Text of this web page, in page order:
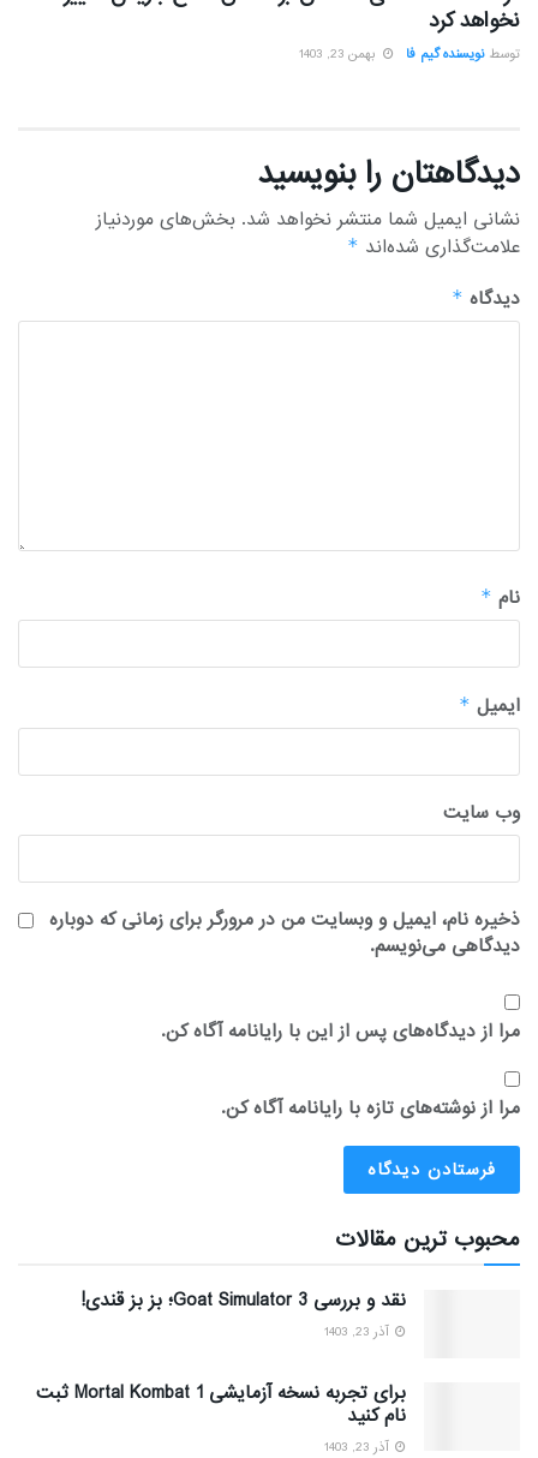
نخواهد کرد
توسط نویسنده گیم فا بهمن 23, 1403
دیدگاهتان را بنویسید
نشانی ایمیل شما منتشر نخواهد شد. بخش‌های موردنیاز
علامت‌گذاری شده‌اند *
دیدگاه *
نام *
ایمیل *
وب‌ سایت
ذخیره نام، ایمیل و وبسایت من در مرورگر برای زمانی که دوباره
دیدگاهی می‌نویسم.
مرا از دیدگاه‌های پس از این با رایانامه آگاه کن.
مرا از نوشته‌های تازه با رایانامه آگاه کن.
محبوب ترین مقالات
نقد و بررسی Goat Simulator 3؛ بز بز قندی!
آذر 23, 1403
برای تجربه نسخه آزمایشی Mortal Kombat 1 ثبت
نام کنید
آذر 23, 1403